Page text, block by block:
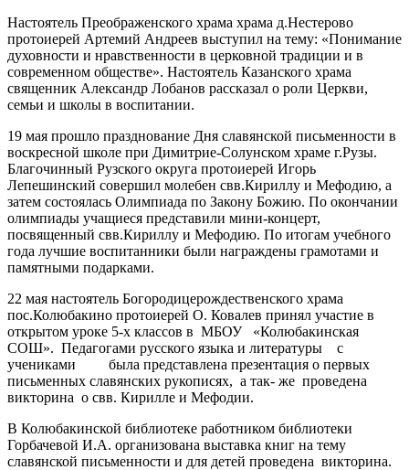
Настоятель Преображенского храма храма д.Нестерово
протоиерей Артемий Андреев выступил на тему: «Понимание
духовности и нравственности в церковной традиции и в
современном обществе». Настоятель Казанского храма
священник Александр Лобанов рассказал о роли Церкви,
семьи и школы в воспитании.
19 мая прошло празднование Дня славянской письменности в
воскресной школе при Димитрие-Солунском храме г.Рузы.
Благочинный Рузского округа протоиерей Игорь
Лепешинский совершил молебен свв.Кириллу и Мефодию, а
затем состоялась Олимпиада по Закону Божию. По окончании
олимпиады учащиеся представили мини-концерт,
посвященный свв.Кириллу и Мефодию. По итогам учебного
года лучшие воспитанники были награждены грамотами и
памятными подарками.
22 мая настоятель Богородицерождественского храма
пос.Колюбакино протоиерей О. Ковалев принял участие в
открытом уроке 5-х классов в МБОУ «Колюбакинская
СОШ». Педагогами русского языка и литературы
с
учениками была представлена презентация о первых
письменных славянских рукописях, а так- же проведена
викторина о свв. Кирилле и Мефодии.
В Колюбакинской библиотеке работником библиотеки
Горбачевой И.А. организована выставка книг на тему
славянской письменности и для детей проведена викторина.